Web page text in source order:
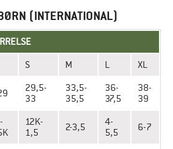
(INTERNATIONAL)
S M L XL
29,5-
33
33,5-
35,5
36-
37,5
38-
39
12K-
1,5
2-3,5
4-
5,5
6-7